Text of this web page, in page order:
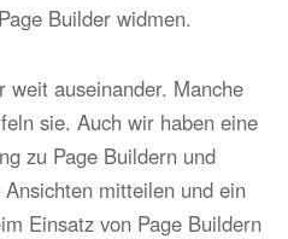
Builder widmen.
weit auseinander. Manche
sie. Auch wir haben eine
zu Page Buildern und
mitteilen und ein
Einsatz von Page Buildern